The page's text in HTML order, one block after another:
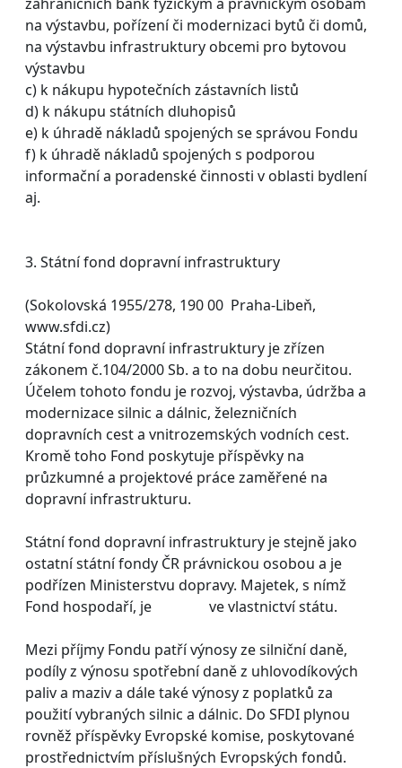
na výstavbu, pořízení či modernizaci bytů či domů,
na výstavbu infrastruktury obcemi pro bytovou
výstavbu
c) k nákupu hypotečních zástavních listů
d) k nákupu státních dluhopisů
e) k úhradě nákladů spojených se správou Fondu
f) k úhradě nákladů spojených s podporou
informační a poradenské činnosti v oblasti bydlení
aj.
3. Státní fond dopravní infrastruktury
(Sokolovská 1955/278, 190 00 Praha-Libeň,
www.sfdi.cz)
Státní fond dopravní infrastruktury je zřízen
zákonem č.104/2000 Sb. a to na dobu neurčitou.
Účelem tohoto fondu je rozvoj, výstavba, údržba a
modernizace silnic a dálnic, železničních
dopravních cest a vnitrozemských vodních cest.
Kromě toho Fond poskytuje příspěvky na
průzkumné a projektové práce zaměřené na
dopravní infrastrukturu.
Státní fond dopravní infrastruktury je stejně jako
ostatní státní fondy ČR právnickou osobou a je
podřízen Ministerstvu dopravy. Majetek, s nímž
Fond hospodaří, je ve vlastnictví státu.
Mezi příjmy Fondu patří výnosy ze silniční daně,
podíly z výnosu spotřební daně z uhlovodíkových
paliv a maziv a dále také výnosy z poplatků za
použití vybraných silnic a dálnic. Do SFDI plynou
rovněž příspěvky Evropské komise, poskytované
prostřednictvím příslušných Evropských fondů.